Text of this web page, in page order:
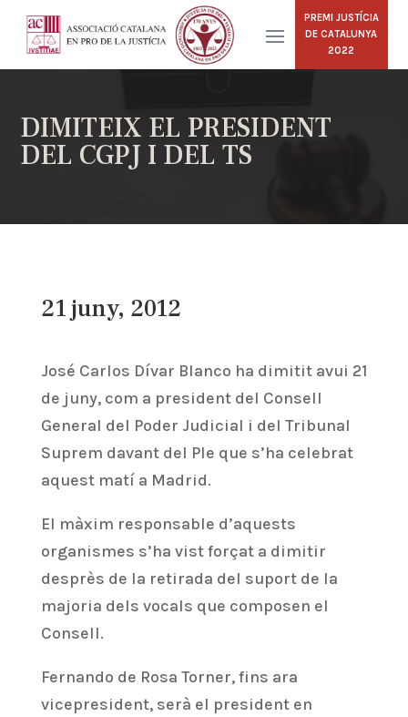
PREMI JUSTÍCIA
DE CATALUNYA
2022
DIMITEIX EL PRESIDENT
DEL CGPJ I DEL TS
21 juny, 2012
José Carlos Dívar Blanco ha dimitit avui 21
de juny, com a president del Consell
General del Poder Judicial i del Tribunal
Suprem davant del Ple que s’ha celebrat
aquest matí a Madrid.
El màxim responsable d’aquests
organismes s’ha vist forçat a dimitir
desprès de la retirada del suport de la
majoria dels vocals que composen el
Consell.
Fernando de Rosa Torner, fins ara
vicepresident, serà el president en